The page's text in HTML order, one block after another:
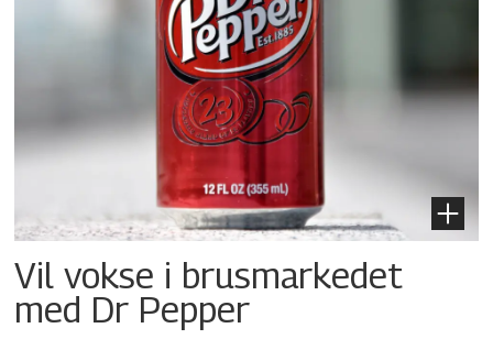
Vil vokse i brusmarkedet
med Dr Pepper